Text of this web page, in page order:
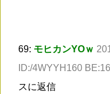
69: モヒカンYOｗ
ID:/4WYYH160
スに返信